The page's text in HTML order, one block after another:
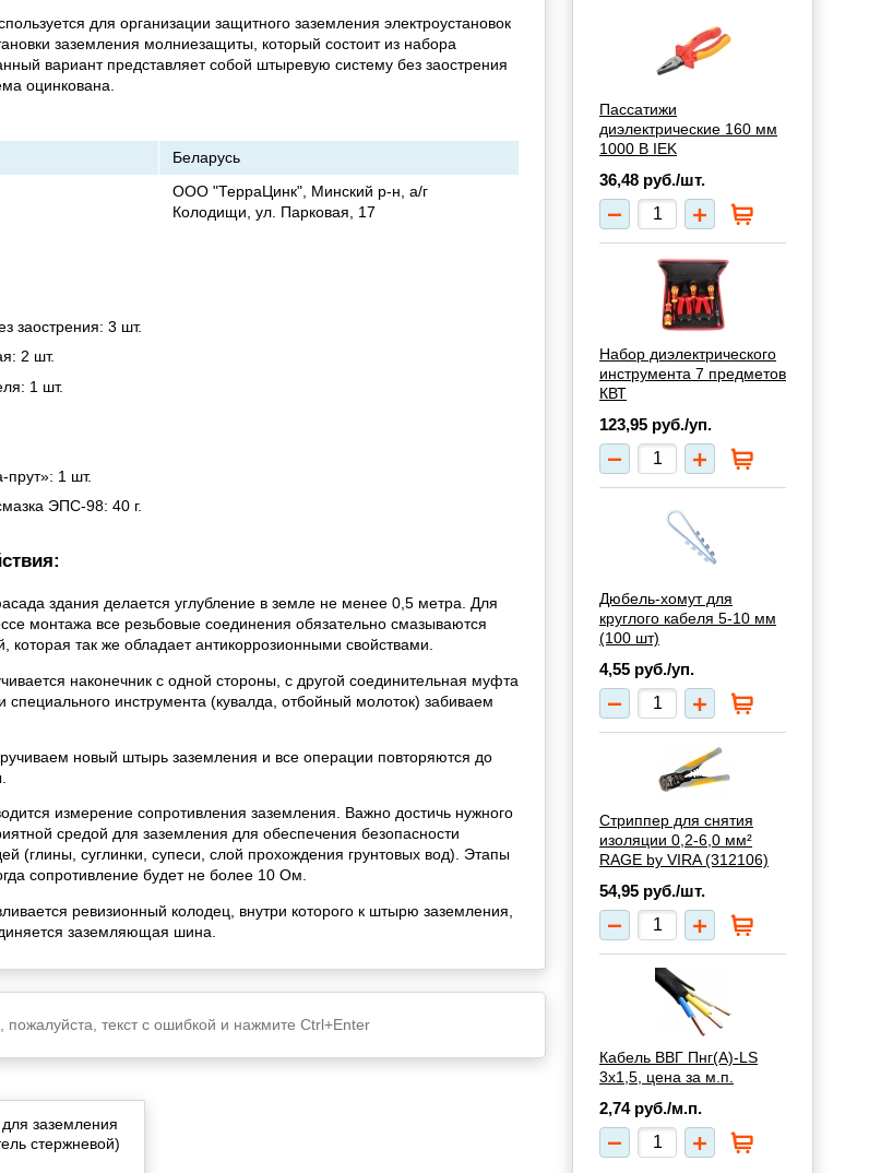
для организации защитного заземления электроустановок
заземления молниезащиты, который состоит из набора
вариант представляет собой штыревую систему без заострения
оцинкована.
Беларусь
ООО "ТерраЦинк", Минский р-н, а/г
Колодищи, ул. Парковая, 17
заострения: 3 шт.
2 шт.
1 шт.
1 шт.
ЭПС-98: 40 г.
здания делается углубление в земле не менее 0,5 метра. Для
монтажа все резьбовые соединения обязательно смазываются
которая так же обладает антикоррозионными свойствами.
наконечник с одной стороны, с другой соединительная муфта
инструмента (кувалда, отбойный молоток) забиваем
новый штырь заземления и все операции повторяются до
измерение сопротивления заземления. Важно достичь нужного
средой для заземления для обеспечения безопасности
(глины, суглинки, супеси, слой прохождения грунтовых вод). Этапы
сопротивление будет не более 10 Ом.
ревизионный колодец, внутри которого к штырю заземления,
заземляющая шина.
пожалуйста, текст с ошибкой и нажмите Ctrl+Enter
заземления
стержневой)
Пассатижи
диэлектрические 160 мм
1000 В IEK
36,48 руб./шт.
Набор диэлектрического
инструмента 7 предметов
КВТ
123,95 руб./уп.
Дюбель-хомут для
круглого кабеля 5-10 мм
(100 шт)
4,55 руб./уп.
Стриппер для снятия
изоляции 0,2-6,0 мм²
RAGE by VIRA (312106)
54,95 руб./шт.
Кабель ВВГ Пнг(А)-LS
3х1,5, цена за м.п.
2,74 руб./м.п.